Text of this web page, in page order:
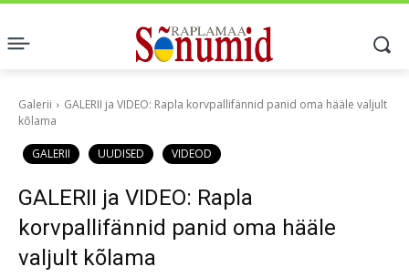
Galerii
GALERII ja VIDEO: Rapla korvpallifännid panid oma hääle valjult
kõlama
GALERII UUDISED VIDEOD
GALERII ja VIDEO: Rapla
korvpallifännid panid oma hääle
valjult kõlama